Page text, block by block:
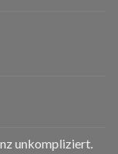
unkompliziert.